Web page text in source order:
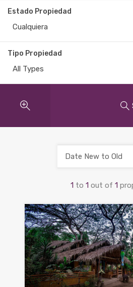
Estado Propiedad
Cualquiera
Tipo Propiedad
All Types
1 to 1 out of 1
Date New to Old